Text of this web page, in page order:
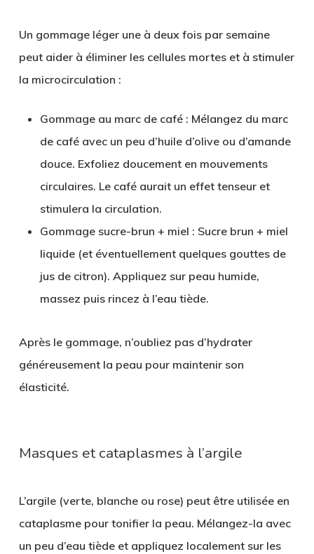
Un gommage léger une à deux fois par semaine
peut aider à éliminer les cellules mortes et à stimuler
la microcirculation :
Gommage au marc de café: Mélangez du marc
de café avec un peu d’huile d’olive ou d’amande
douce. Exfoliez doucement en mouvements
circulaires. Le café aurait un effet tenseur et
stimulera la circulation.
Gommage sucre-brun + miel : Sucre brun + miel
liquide (et éventuellement quelques gouttes de
jus de citron). Appliquez sur peau humide,
massez puis rincez à l’eau tiède.
Après le gommage, n’oubliez pas d’hydrater
généreusement la peau pour maintenir son
élasticité.
Masques et cataplasmes à l’argile
L’argile (verte, blanche ou rose) peut être utilisée en
cataplasme pour tonifier la peau. Mélangez-la avec
un peu d’eau tiède et appliquez localement sur les